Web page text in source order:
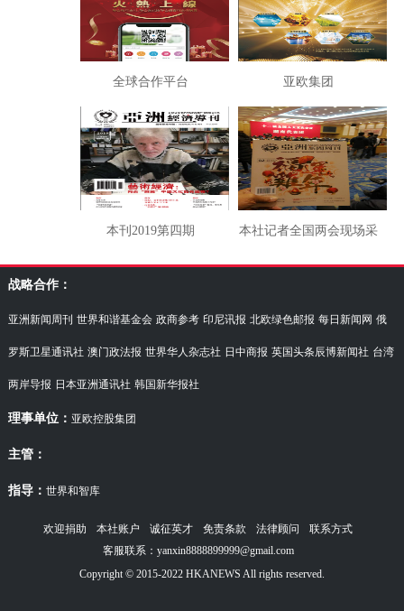
全球合作平台 亚欧集团
本刊2019第四期 本社记者全国两会现场采
访湖南代表团
战略合作：
亚洲新闻周刊 世界和谐基金会 政商参考 印尼讯报 北欧绿色邮报 每日新闻网 俄
罗斯卫星通讯社 澳门政法报 世界华人杂志社 日中商报 英国头条辰博新闻社 台湾
两岸导报 日本亚洲通讯社 韩国新华报社
理事单位： 亚欧控股集团
主管：
指导： 世界和智库
欢迎捐助 本社账户 诚征英才 免责条款 法律顾问
联系方式
客服联系：yanxin8888899999@gmail.com
Copyright © 2015-2022 HKANEWS All rights reserved.